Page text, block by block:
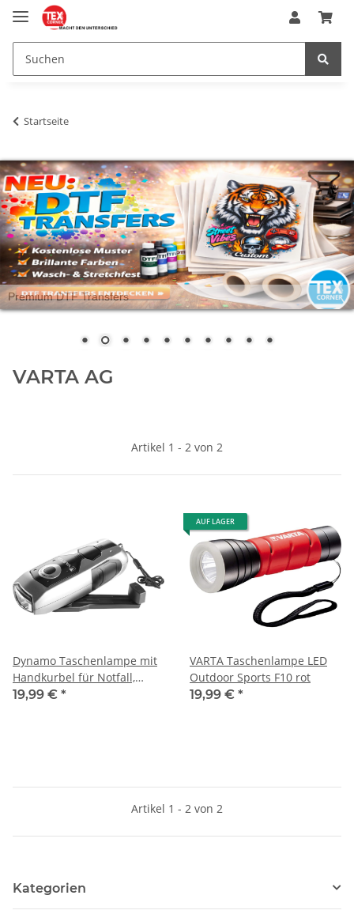
Startseite
VARTA AG
Artikel 1 - 2 von 2
Dynamo Taschenlampe mit
Handkurbel für Notfall,
Camping, Outdoor
19,99 € *
AUF LAGER
VARTA Taschenlampe LED
Outdoor Sports F10 rot
19,99 € *
Artikel 1 - 2 von 2
Kategorien